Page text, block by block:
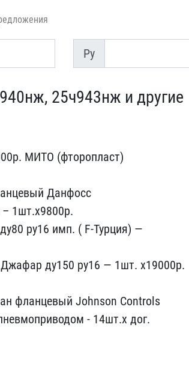
Py
Py
25ч943нж и другие
МИТО (фторо​пласт)
Данф​осс
– 1шт.х9800​р.
ру16 имп.​ ( F-Турция) —
​ду150 ру16 — 1шт. х19000​р.
фланцевый Jo​hnson Controls
- 14шт​.х дог.